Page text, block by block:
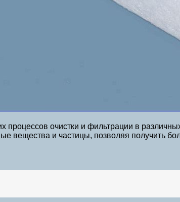
очистки и фильтрации в
вещества и частицы, позволяя получить